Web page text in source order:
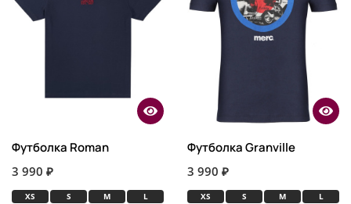
Футболка Roman
3 990 ₽
XS S M
L
Футболка Granville
3 990 ₽
XS S M
L